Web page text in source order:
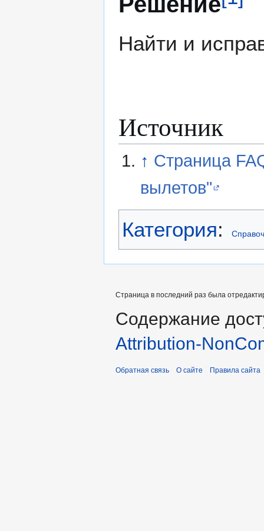
Найти и
Источник
↑ Страница
вылетов"
Категория:
Страница в последний раз была
Содержание
Attribution-
Обратная связь О сайте Правила сайта